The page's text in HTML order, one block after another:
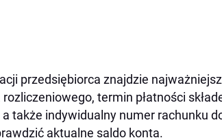
przedsiębiorca znajdzie
termin płatności
także indywidualny numer rachunku
aktualne saldo konta.